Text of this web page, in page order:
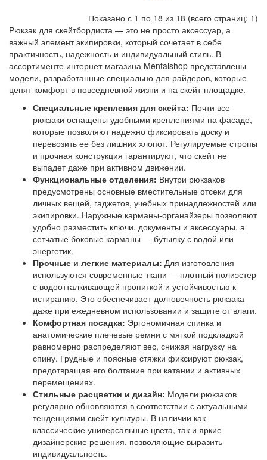
Показано с 1 по 18 из 18 (всего страниц: 1)
Рюкзак для скейтбордиста — это не просто аксессуар, а
важный элемент экипировки, который сочетает в себе
практичность, надежность и индивидуальный стиль. В
ассортименте интернет-магазина Mentalshop представлены
модели, разработанные специально для райдеров, которые
ценят комфорт в повседневной жизни и на скейт-площадке.
Специальные крепления для скейта: Почти все
рюкзаки оснащены удобными креплениями на фасаде,
которые позволяют надежно фиксировать доску и
перевозить ее без лишних хлопот. Регулируемые стропы
и прочная конструкция гарантируют, что скейт не
выпадет даже при активном движении.
Функциональные отделения: Внутри рюкзаков
предусмотрены основные вместительные отсеки для
личных вещей, гаджетов, учебных принадлежностей или
экипировки. Наружные карманы-органайзеры позволяют
удобно разместить ключи, документы и аксессуары, а
сетчатые боковые карманы — бутылку с водой или
энергетик.
Прочные и легкие материалы: Для изготовления
используются современные ткани — плотный полиэстер
с водоотталкивающей пропиткой и устойчивостью к
истиранию. Это обеспечивает долговечность рюкзака
даже при ежедневном использовании и защите от влаги.
Комфортная посадка: Эргономичная спинка и
анатомические плечевые ремни с мягкой подкладкой
равномерно распределяют вес, снижая нагрузку на
спину. Грудные и поясные стяжки фиксируют рюкзак,
предотвращая его болтание при катании и активных
перемещениях.
Стильные расцветки и дизайн: Модели рюкзаков
регулярно обновляются в соответствии с актуальными
тенденциями скейт-культуры. В наличии как
классические универсальные цвета, так и яркие
дизайнерские решения, позволяющие выразить
индивидуальность.